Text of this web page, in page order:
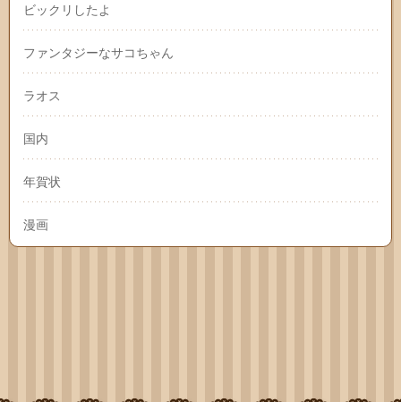
ビックリしたよ
ファンタジーなサコちゃん
ラオス
国内
年賀状
漫画